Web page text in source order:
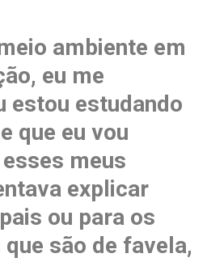
ambiente em
eu me
estou estudando
que eu vou
meus
explicar
ou para os
são de favela,